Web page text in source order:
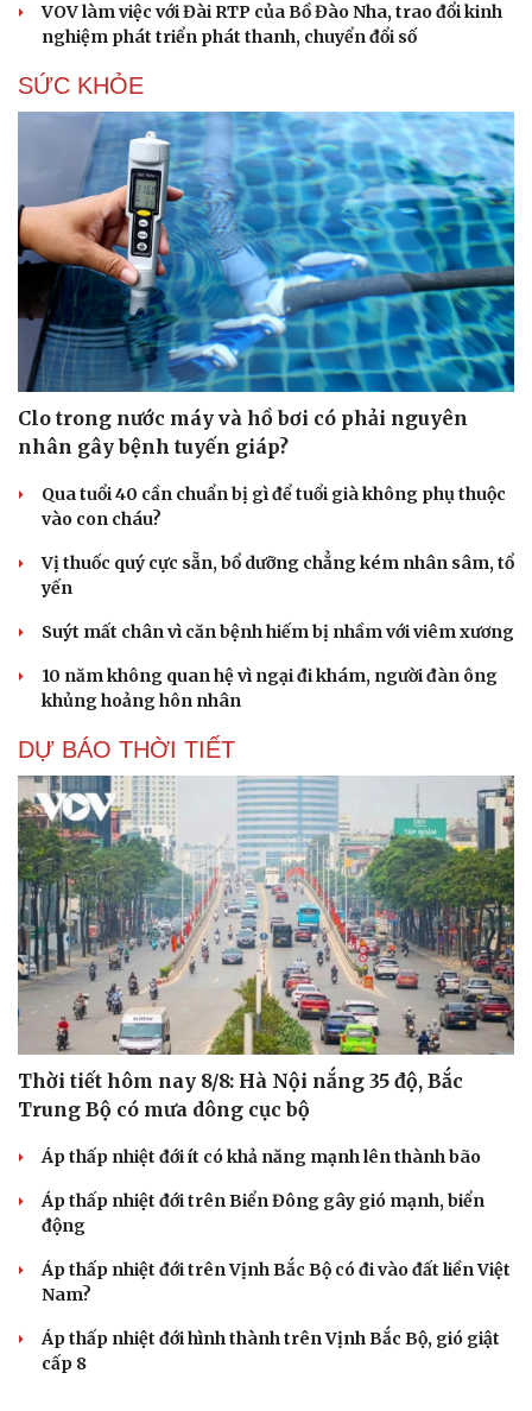
VOV làm việc với Đài RTP của Bồ Đào Nha, trao đổi kinh
nghiệm phát triển phát thanh, chuyển đổi số
SỨC KHỎE
Clo trong nước máy và hồ bơi có phải nguyên
nhân gây bệnh tuyến giáp?
Qua tuổi 40 cần chuẩn bị gì để tuổi già không phụ thuộc
vào con cháu?
Vị thuốc quý cực sẵn, bổ dưỡng chẳng kém nhân sâm, tổ
yến
Suýt mất chân vì căn bệnh hiếm bị nhầm với viêm xương
10 năm không quan hệ vì ngại đi khám, người đàn ông
khủng hoảng hôn nhân
DỰ BÁO THỜI TIẾT
Thời tiết hôm nay 8/8: Hà Nội nắng 35 độ, Bắc
Trung Bộ có mưa dông cục bộ
Áp thấp nhiệt đới ít có khả năng mạnh lên thành bão
Áp thấp nhiệt đới trên Biển Đông gây gió mạnh, biển
động
Áp thấp nhiệt đới trên Vịnh Bắc Bộ có đi vào đất liền Việt
Nam?
Áp thấp nhiệt đới hình thành trên Vịnh Bắc Bộ, gió giật
cấp 8